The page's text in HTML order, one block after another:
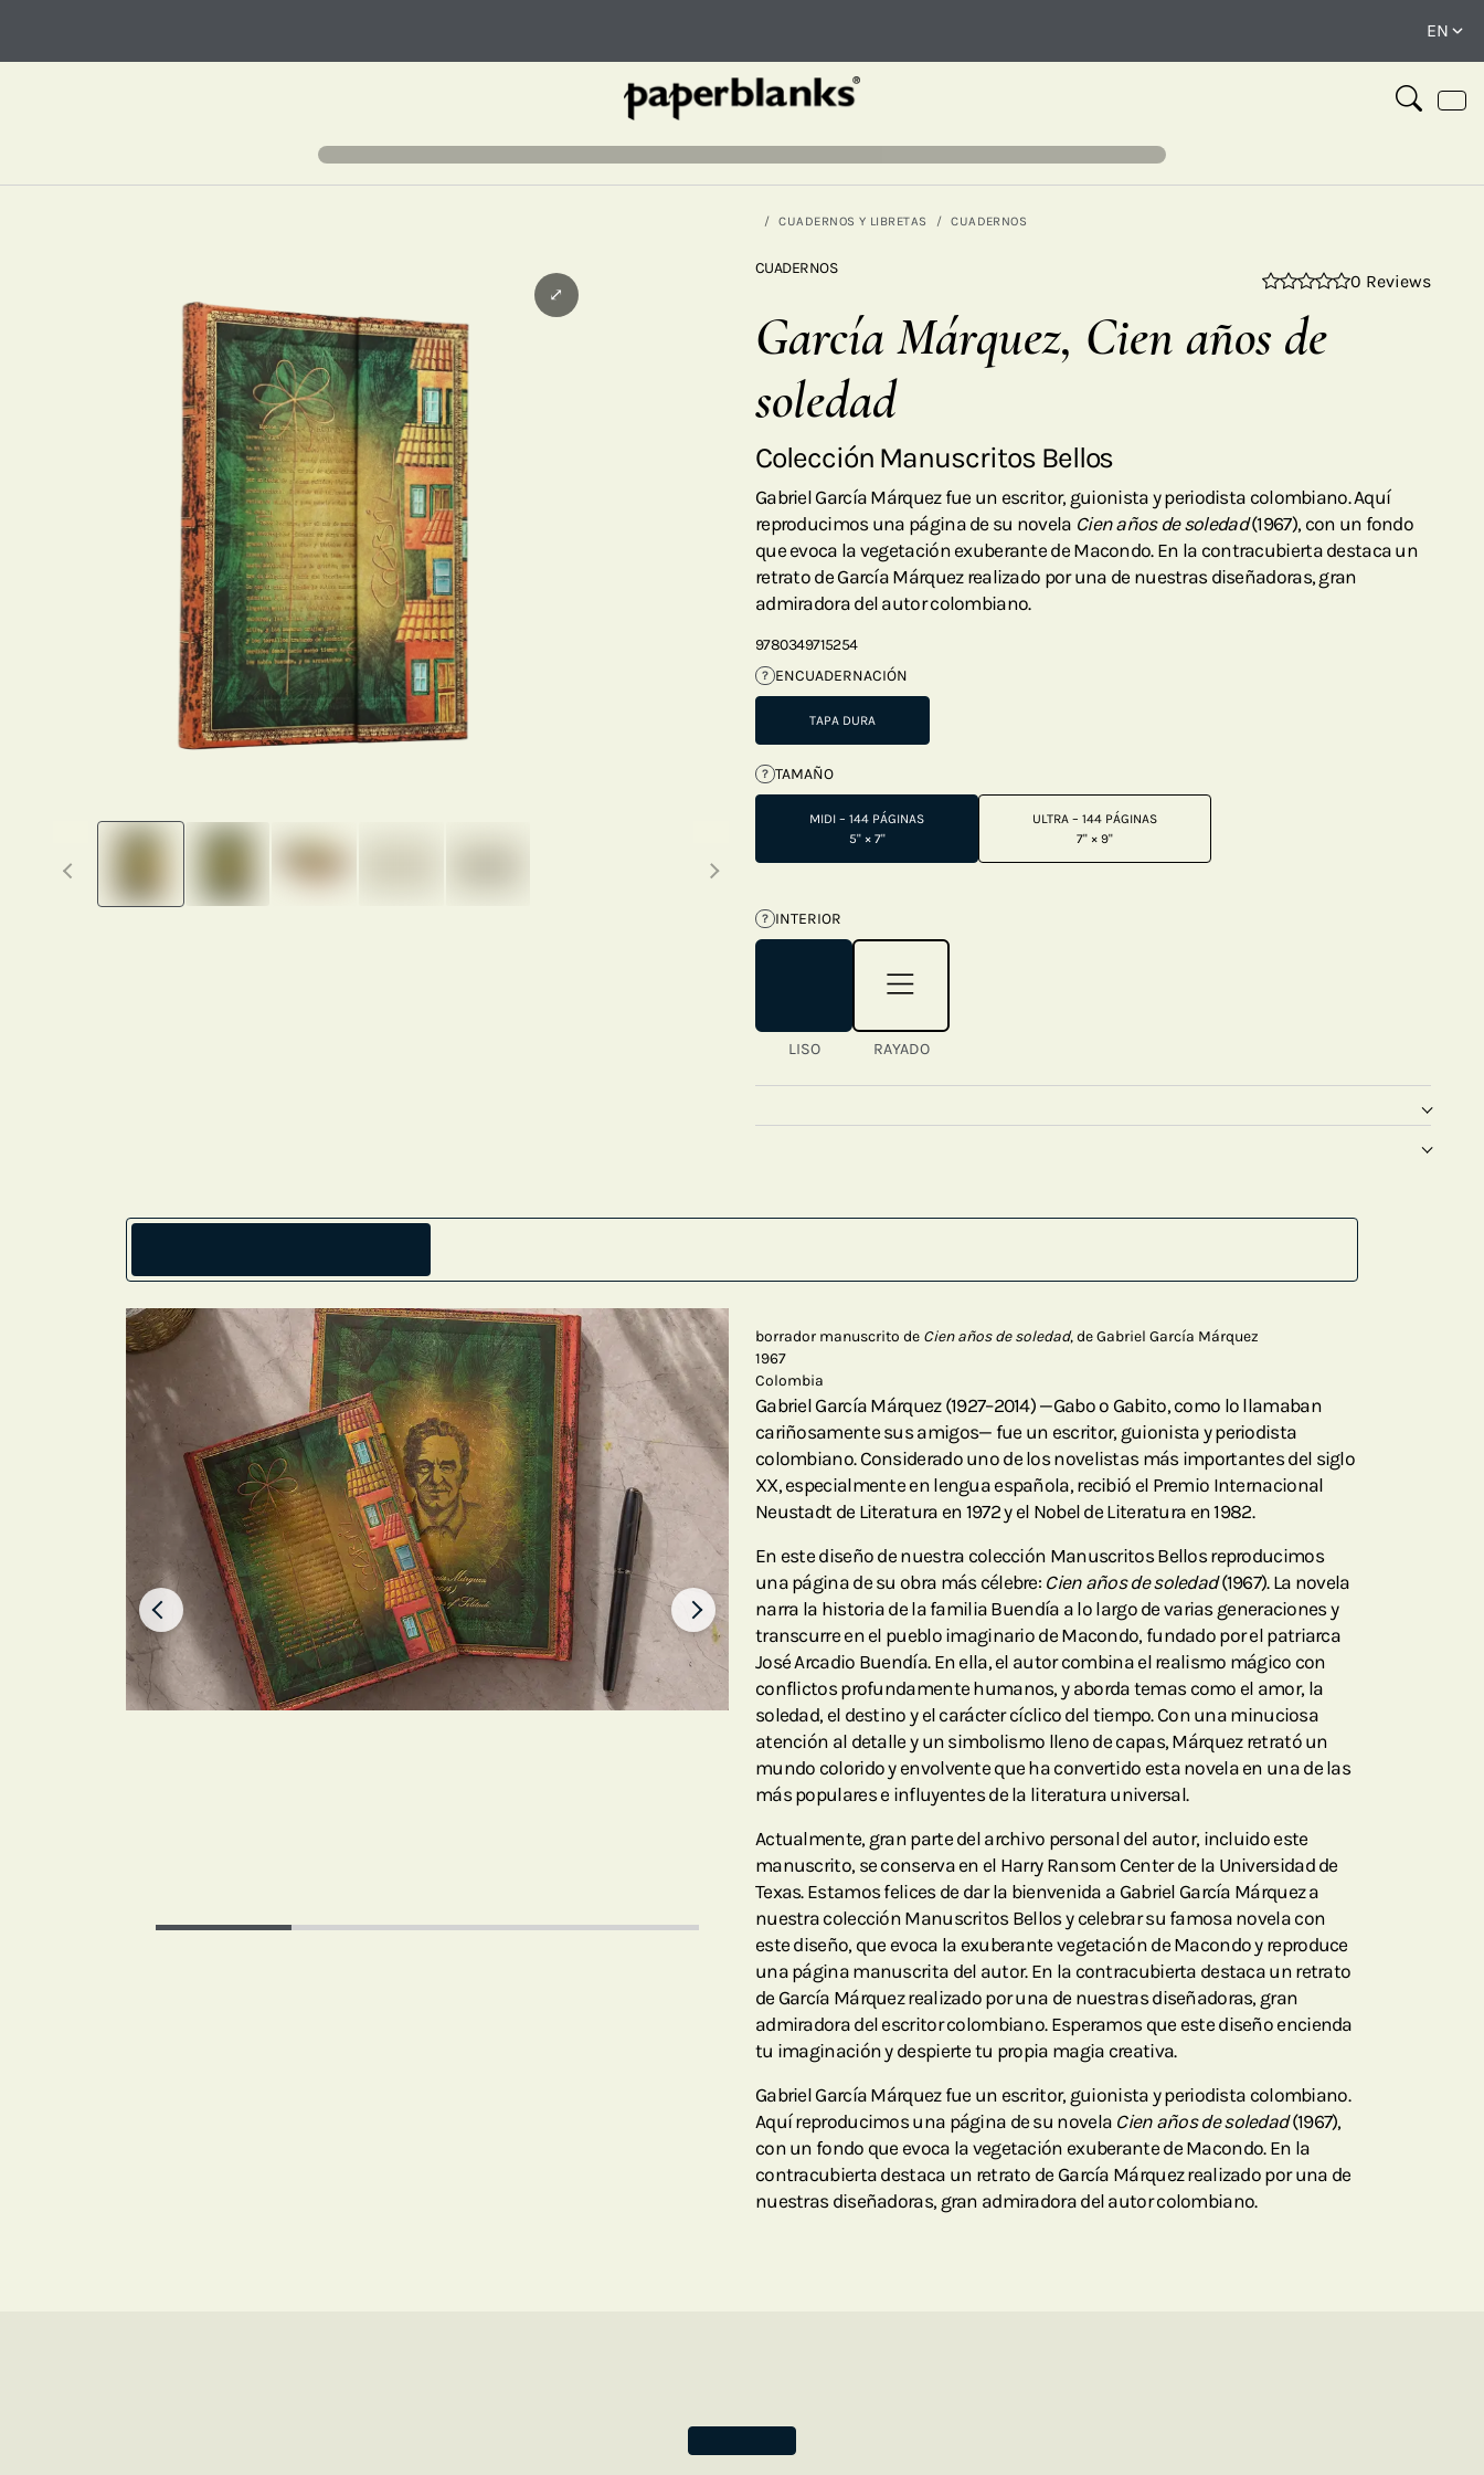
CUADERNOS Y LIBRETAS CUADERNOS
Previous thumbnails
⤢
CUADERNOS
0 Reviews
García Márquez, Cien años de
soledad
Colección Manuscritos Bellos
Gabriel García Márquez fue un escritor, guionista y periodista colombiano. Aquí
reproducimos una página de su novela Cien años de soledad(1967), con un fondo
que evoca la vegetación exuberante de Macondo. En la contracubierta destaca un
retrato de García Márquez realizado por una de nuestras diseñadoras, gran
admiradora del autor colombiano.
9780349715254
? ENCUADERNACIÓN
TAPA DURA
? TAMAÑO
MIDI – 144 PÁGINAS
5" × 7"
ULTRA – 144 PÁGINAS
7" × 9"
? INTERIOR
LISO RAYADO
borrador manuscrito de Cien años de soledad, de Gabriel García Márquez
1967
Colombia
Gabriel García Márquez (1927–2014) —Gabo o Gabito, como lo llamaban
cariñosamente sus amigos— fue un escritor, guionista y periodista
colombiano. Considerado uno de los novelistas más importantes del siglo
XX, especialmente en lengua española, recibió el Premio Internacional
Neustadt de Literatura en 1972 y el Nobel de Literatura en 1982.
En este diseño de nuestra colección Manuscritos Bellos reproducimos
una página de su obra más célebre: Cien años de soledad(1967). La novela
narra la historia de la familia Buendía a lo largo de varias generaciones y
transcurre en el pueblo imaginario de Macondo, fundado por el patriarca
José Arcadio Buendía. En ella, el autor combina el realismo mágico con
conflictos profundamente humanos, y aborda temas como el amor, la
soledad, el destino y el carácter cíclico del tiempo. Con una minuciosa
atención al detalle y un simbolismo lleno de capas, Márquez retrató un
mundo colorido y envolvente que ha convertido esta novela en una de las
más populares e influyentes de la literatura universal.
Actualmente, gran parte del archivo personal del autor, incluido este
manuscrito, se conserva en el Harry Ransom Center de la Universidad de
Texas. Estamos felices de dar la bienvenida a Gabriel García Márquez a
nuestra colección Manuscritos Bellos y celebrar su famosa novela con
este diseño, que evoca la exuberante vegetación de Macondo y reproduce
una página manuscrita del autor. En la contracubierta destaca un retrato
de García Márquez realizado por una de nuestras diseñadoras, gran
admiradora del escritor colombiano. Esperamos que este diseño encienda
tu imaginación y despierte tu propia magia creativa.
Gabriel García Márquez fue un escritor, guionista y periodista colombiano.
Aquí reproducimos una página de su novela Cien años de soledad(1967),
con un fondo que evoca la vegetación exuberante de Macondo. En la
contracubierta destaca un retrato de García Márquez realizado por una de
nuestras diseñadoras, gran admiradora del autor colombiano.